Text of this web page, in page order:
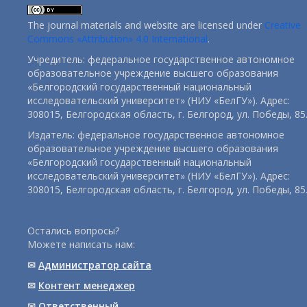
The journal materials and website are licensed under Creative
Commons «Attribution» 4.0 International.
Учредитель: федеральное государственное автономное
образовательное учреждение высшего образования
«Белгородский государственный национальный
исследовательский университет» (НИУ «БелГУ»). Адрес:
308015, Белгородская область, г. Белгород, ул. Победы, 85.
Издатель: федеральное государственное автономное
образовательное учреждение высшего образования
«Белгородский государственный национальный
исследовательский университет» (НИУ «БелГУ»). Адрес:
308015, Белгородская область, г. Белгород, ул. Победы, 85.
Остались вопросы?
Можете написать нам:
✉ Администратор сайта
✉ Контент менеджер